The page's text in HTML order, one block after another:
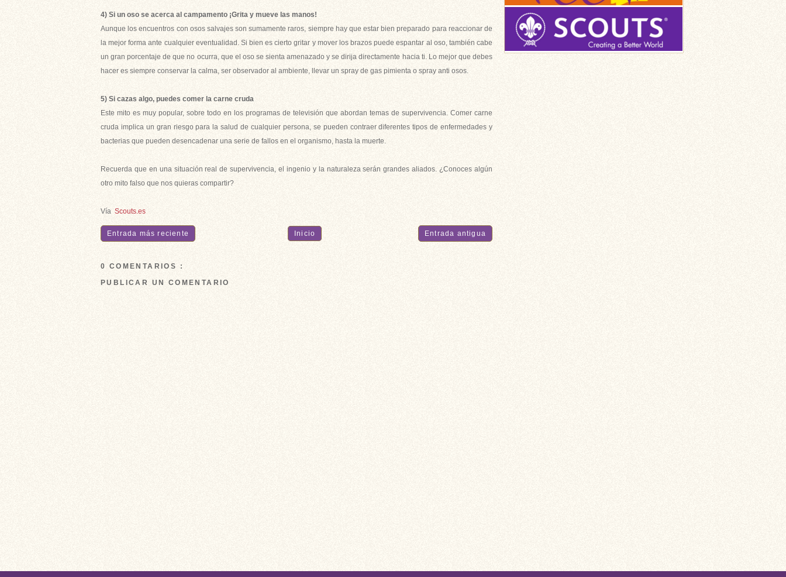
4) Si un oso se acerca al campamento ¡Grita y mueve las manos!
Aunque los encuentros con osos salvajes son sumamente raros, siempre hay que estar bien preparado para reaccionar de
la mejor forma ante cualquier eventualidad. Si bien es cierto gritar y mover los brazos puede espantar al oso, también cabe
un gran porcentaje de que no ocurra, que el oso se sienta amenazado y se dirija directamente hacia ti. Lo mejor que debes
hacer es siempre conservar la calma, ser observador al ambiente, llevar un spray de gas pimienta o spray anti osos.
5) Si cazas algo, puedes comer la carne cruda
Este mito es muy popular, sobre todo en los programas de televisión que abordan temas de supervivencia. Comer carne
cruda implica un gran riesgo para la salud de cualquier persona, se pueden contraer diferentes tipos de enfermedades y
bacterias que pueden desencadenar una serie de fallos en el organismo, hasta la muerte.
Recuerda que en una situación real de supervivencia, el ingenio y la naturaleza serán grandes aliados. ¿Conoces algún
otro mito falso que nos quieras compartir?
Vía Scouts.es
Entrada más reciente Entrada antigua
Inicio
0 COMENTARIOS :
PUBLICAR UN COMENTARIO